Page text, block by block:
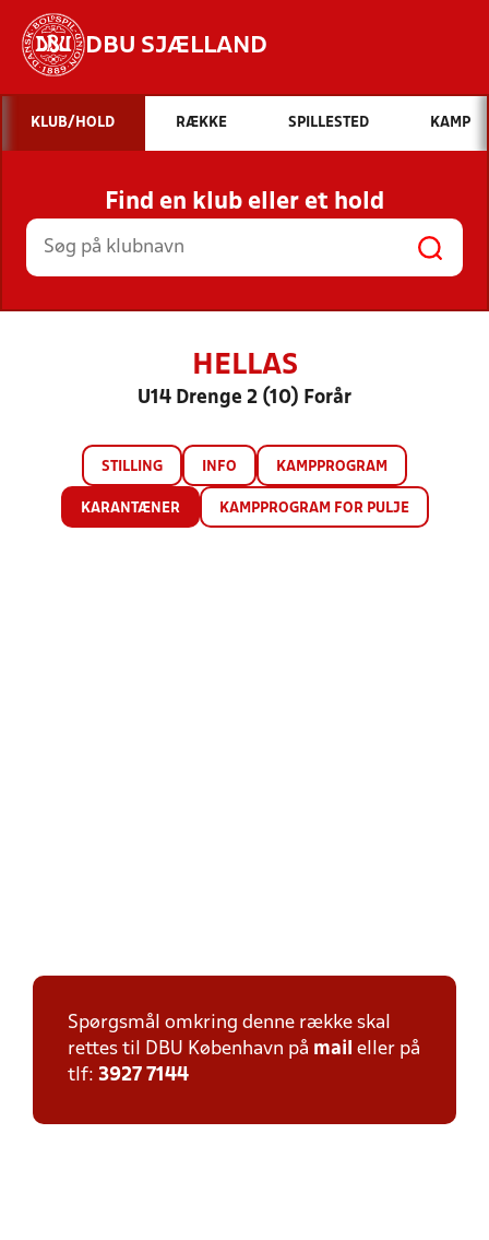
DBU SJÆLLAND
Hvad vil du søge efter?
INDHOLD OG NYHEDER
STILLINGER, RESULTATER, KLUBBER OG
HOLD
KLUB/HOLD RÆKKE SPILLESTED KAMP
Find en klub eller et hold
HELLAS
U14 Drenge 2 (10) Forår
STILLING INFO KAMPPROGRAM
KARANTÆNER KAMPPROGRAM FOR PULJE
Spørgsmål omkring denne række skal
rettes til DBU København på mail eller på
tlf: 3927 7144